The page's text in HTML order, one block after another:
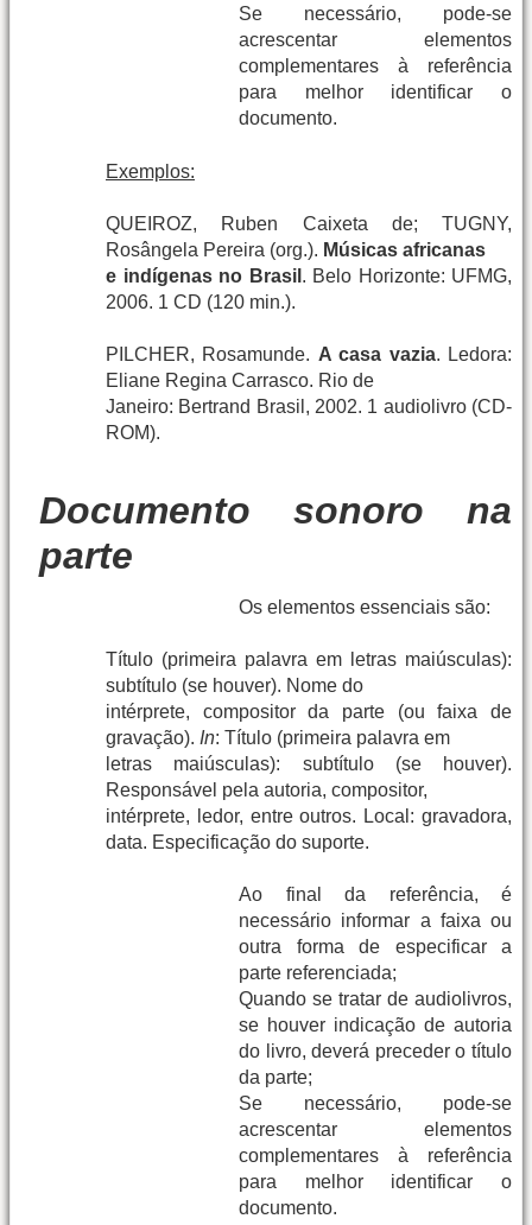
Se necessário, pode-se
acrescentar elementos
complementares à referência
para melhor identificar o
documento.
Exemplos:
QUEIROZ, Ruben Caixeta de; TUGNY,
Rosângela Pereira (org.). Músicas africanas
e indígenas no Brasil . Belo Horizonte: UFMG,
2006. 1 CD (120 min.).
PILCHER, Rosamunde. A casa vazia. Ledora:
Eliane Regina Carrasco. Rio de
Janeiro: Bertrand Brasil, 2002. 1 audiolivro (CD-
ROM).
Documento sonoro na
parte
Os elementos essenciais são:
Título (primeira palavra em letras maiúsculas):
subtítulo (se houver). Nome do
intérprete, compositor da parte (ou faixa de
gravação). In: Título (primeira palavra em
letras maiúsculas): subtítulo (se houver).
Responsável pela autoria, compositor,
intérprete, ledor, entre outros. Local: gravadora,
data. Especificação do suporte.
Ao final da referência, é
necessário informar a faixa ou
outra forma de especificar a
parte referenciada;
Quando se tratar de audiolivros,
se houver indicação de autoria
do livro, deverá preceder o título
da parte;
Se necessário, pode-se
acrescentar elementos
complementares à referência
para melhor identificar o
documento.